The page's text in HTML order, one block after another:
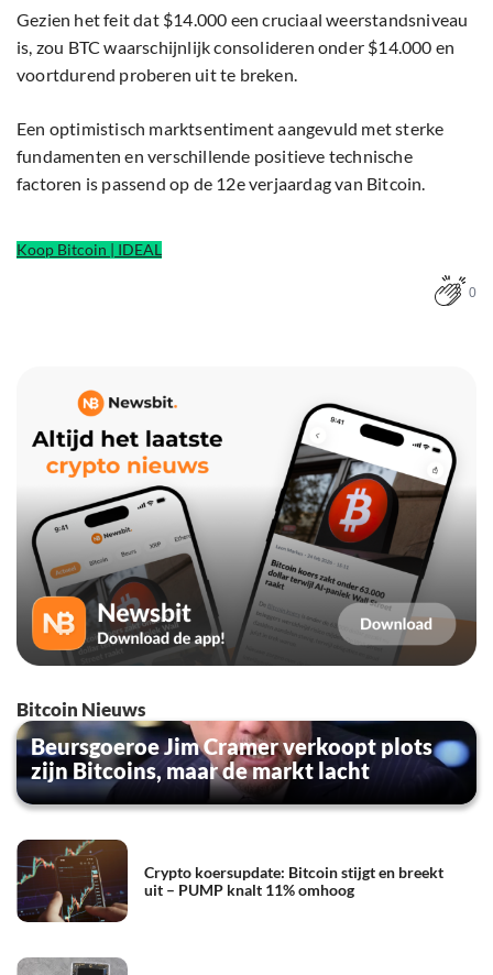
Gezien het feit dat $14.000 een cruciaal weerstandsniveau
is, zou BTC waarschijnlijk consolideren onder $14.000 en
voortdurend proberen uit te breken.
Een optimistisch marktsentiment aangevuld met sterke
fundamenten en verschillende positieve technische
factoren is passend op de 12e verjaardag van Bitcoin.
Koop Bitcoin | IDEAL
0
Bitcoin Nieuws
Beursgoeroe Jim Cramer verkoopt plots
zijn Bitcoins, maar de markt lacht
Crypto koersupdate: Bitcoin stijgt en breekt
uit – PUMP knalt 11% omhoog